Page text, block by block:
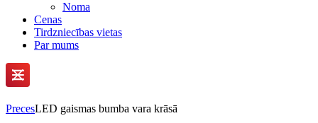
Noma
Cenas
Tirdzniecības vietas
Par mums
PrecesLED gaismas bumba vara krāsā